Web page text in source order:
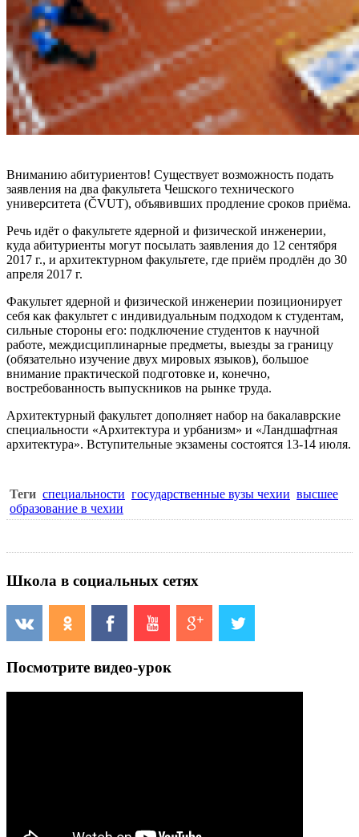
Вниманию абитуриентов! Существует возможность подать
заявления на два факультета Чешского технического
университета (ČVUT), объявивших продление сроков приёма.
Речь идёт о факультете ядерной и физической инженерии,
куда абитуриенты могут посылать заявления до 12 сентября
2017 г., и архитектурном факультете, где приём продлён до 30
апреля 2017 г.
Факультет ядерной и физической инженерии позиционирует
себя как факультет с индивидуальным подходом к студентам,
сильные стороны его: подключение студентов к научной
работе, междисциплинарные предметы, выезды за границу
(обязательно изучение двух мировых языков), большое
внимание практической подготовке и, конечно,
востребованность выпускников на рынке труда.
Архитектурный факультет дополняет набор на бакалаврские
специальности «Архитектура и урбанизм» и «Ландшафтная
архитектура». Вступительные экзамены состоятся 13-14 июля.
Теги специальности государственные вузы чехии высшее
образование в чехии
Школа в социальных сетях
Посмотрите видео-урок